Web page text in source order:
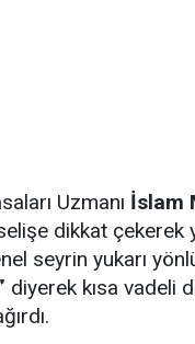
Uzmanı İslam
dikkat çekerek
seyrin yukarı
diyerek kısa vadeli